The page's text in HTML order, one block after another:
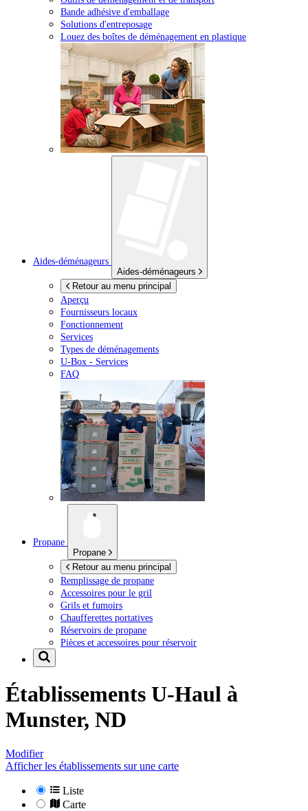
Bande adhésive d'emballage
Solutions d'entreposage
Louez des boîtes de déménagement en plastique
Aides-déménageurs
Aides-déménageurs
Retour au menu principal
Aperçu
Fournisseurs locaux
Fonctionnement
Services
Types de déménagements
U-Box - Services
FAQ
Propane
Propane
Retour au menu principal
Remplissage de propane
Accessoires pour le gril
Grils et fumoirs
Chaufferettes portatives
Réservoirs de propane
Pièces et accessoires pour réservoir
Établissements U-Haul à
Munster, ND
Modifier
Afficher les établissements sur une carte
Liste
Carte